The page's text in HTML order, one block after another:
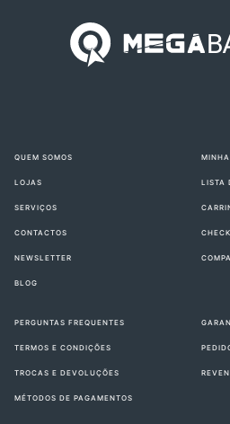
QUEM SOMOS
LOJAS
SERVIÇOS
CONTACTOS
NEWSLETTER
BLOG
LISTA
PERGUNTAS FREQUENTES
TERMOS E CONDIÇÕES
TROCAS E DEVOLUÇÕES
MÉTODOS DE PAGAMENTOS